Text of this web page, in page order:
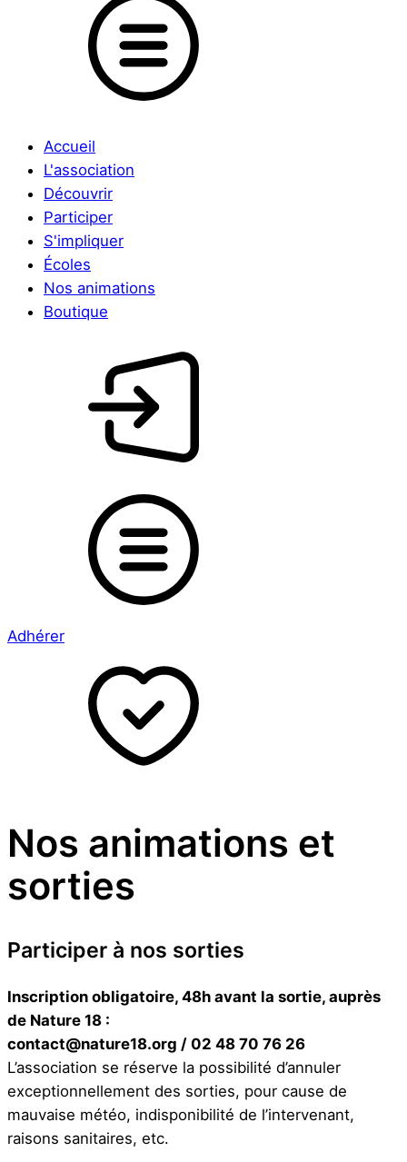
Accueil
L'association
Découvrir
Participer
S'impliquer
Écoles
Nos animations
Boutique
Adhérer
Nos animations et
sorties
Participer à nos sorties
Inscription obligatoire, 48h avant la sortie, auprès
de Nature 18 :
contact@nature18.org / 02 48 70 76 26
L’association se réserve la possibilité d’annuler
exceptionnellement des sorties, pour cause de
mauvaise météo, indisponibilité de l’intervenant,
raisons sanitaires, etc.